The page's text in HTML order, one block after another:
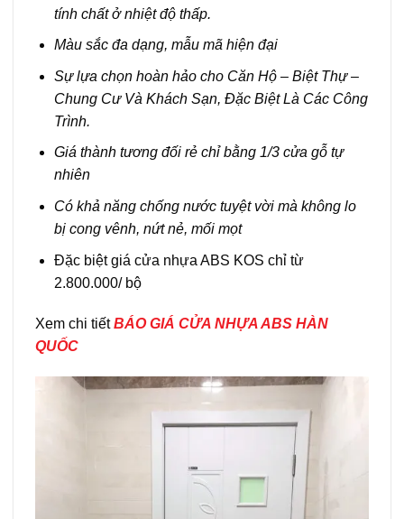
tính chất ở nhiệt độ thấp.
Màu sắc đa dạng, mẫu mã hiện đại
Sự lựa chọn hoàn hảo cho Căn Hộ – Biệt Thự –
Chung Cư Và Khách Sạn, Đặc Biệt Là Các Công
Trình.
Giá thành tương đối rẻ chỉ bằng 1/3 cửa gỗ tự
nhiên
Có khả năng chống nước tuyệt vời mà không lo
bị cong vênh, nứt nẻ, mối mọt
Đặc biệt giá cửa nhựa ABS KOS chỉ từ
2.800.000/ bộ
Xem chi tiếtBÁO GIÁ CỬA NHỰA ABS HÀN
QUỐC